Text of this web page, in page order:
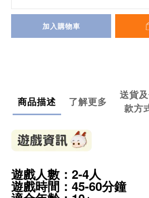
加入購物車
商品描述 了解更多
送貨
款方
遊戲人數：2-4人
遊戲時間：45-60分鐘